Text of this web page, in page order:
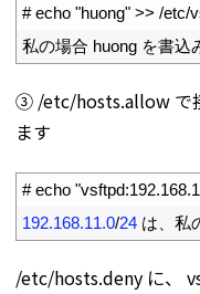
# echo "huong" >> /etc/
私の場合 huong を書込
③ /etc/hosts.allow で
ます
# echo
192.168.11.0/24 は、私
/etc/hosts.deny に、